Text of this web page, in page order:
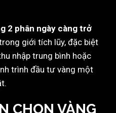
2 phân ngày càng trở
giới tích lũy, đặc biệt
nhập trung bình hoặc
trình đầu tư vàng một
CHỌN VÀNG